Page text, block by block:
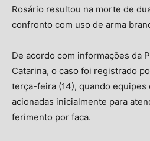
Rosário resultou na morte de
confronto com uso de arma
De acordo com informações da
Catarina, o caso foi registrado
terça-feira (14), quando equipes
acionadas inicialmente para
ferimento por faca.